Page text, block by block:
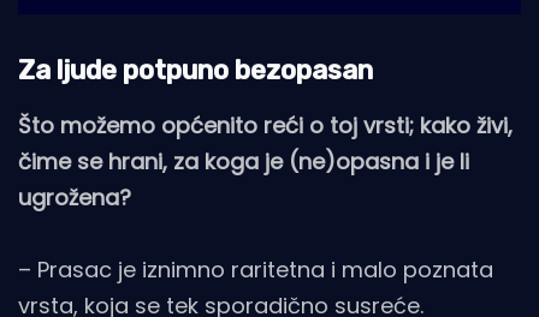
Za ljude potpuno bezopasan
Što možemo općenito reći o toj vrsti; kako živi,
čime se hrani, za koga je (ne)opasna i je li
ugrožena?
– Prasac je iznimno raritetna i malo poznata
vrsta, koja se tek sporadično susreće.